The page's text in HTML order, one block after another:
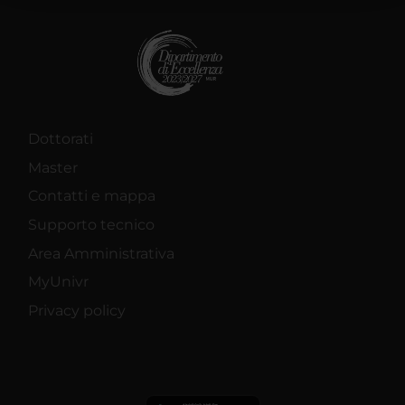
Dottorati
Master
Contatti e mappa
Supporto tecnico
Area Amministrativa
MyUnivr
Privacy policy